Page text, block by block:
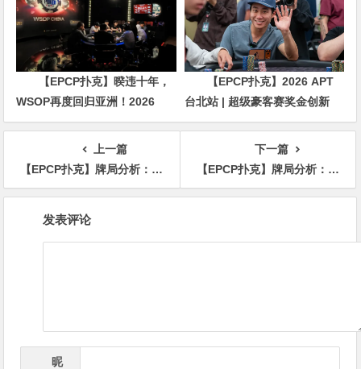
【EPCP扑克】暌违十年，
WSOP再度回归亚洲！2026
APL济州站6月19-28日盛大登
【EPCP扑克】2026 APT
台北站 | 超级豪客赛奖金创新
高，美国选手Ethan
“Rampage” Yau领跑全场！
上一篇
【EPCP扑克】牌局分析：5bet底池的经典对决
下一篇
【EPCP扑克】牌局分析：暴打Limp鱼
发表评论
昵